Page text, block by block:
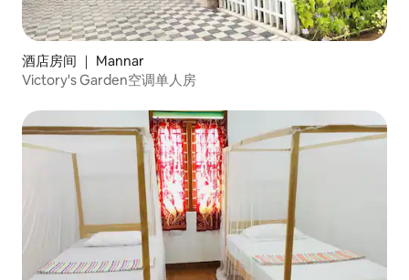
酒店房间 ｜ Mannar
Victory's Garden空调单人房